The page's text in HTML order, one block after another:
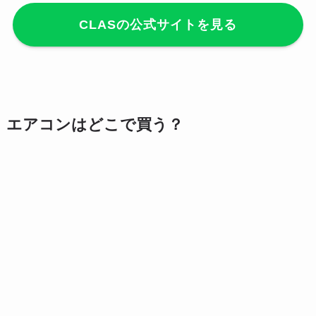
CLASの公式サイトを見る
エアコンはどこで買う？